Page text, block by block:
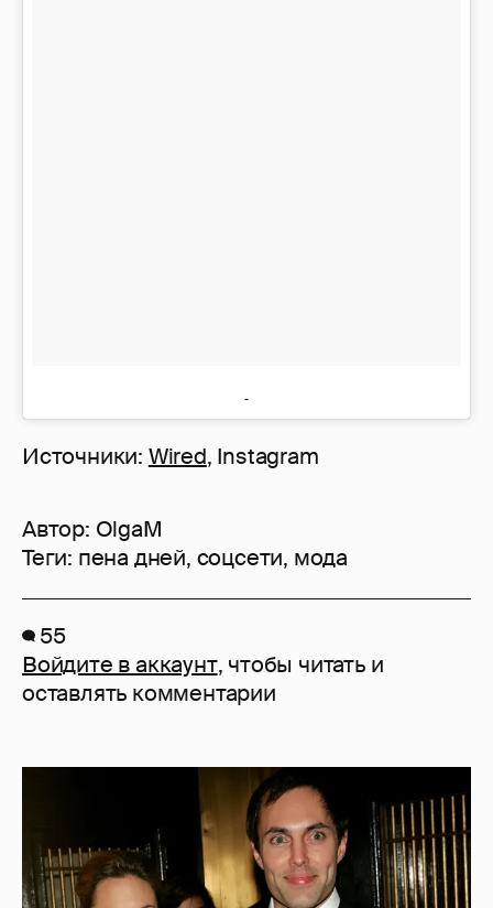
Источники: Wired, Instagram
Автор: OlgaM
Теги: пена дней, соцсети, мода
55
Войдите в аккаунт, чтобы читать и
оставлять комментарии